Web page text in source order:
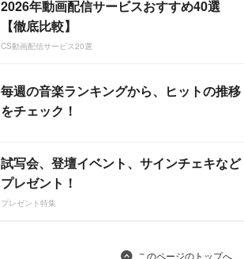
2026年動画配信サービスおすすめ40選
【徹底比較】
CS動画配信サービス20選
毎週の音楽ランキングから、ヒットの推移
をチェック！
試写会、登壇イベント、サインチェキなど
プレゼント！
プレゼント特集
このページのトップへ